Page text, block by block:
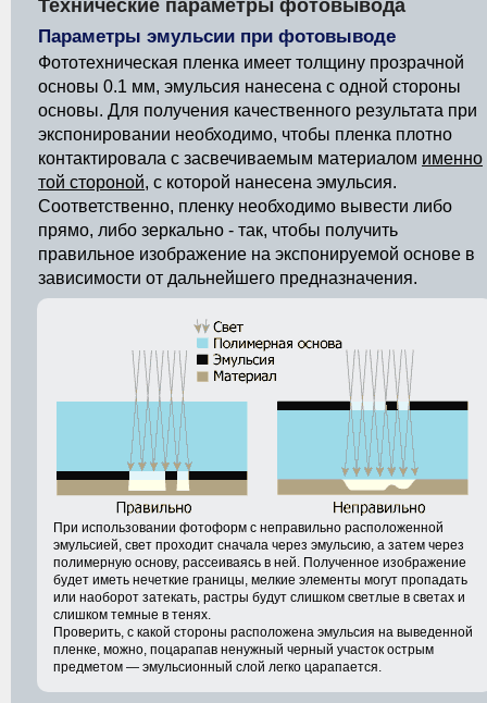
Технические параметры фотовывода
Параметры эмульсии при фотовыводе
Фототехническая пленка имеет толщину прозрачной
основы 0.1 мм, эмульсия нанесена с одной стороны
основы. Для получения качественного результата при
экспонировании необходимо, чтобы пленка плотно
контактировала с засвечиваемым материалом именно
той стороной, с которой нанесена эмульсия.
Соответственно, пленку необходимо вывести либо
прямо, либо зеркально - так, чтобы получить
правильное изображение на экспонируемой основе в
зависимости от дальнейшего предназначения.
При использовании фотоформ с неправильно расположенной
эмульсией, свет проходит сначала через эмульсию, а затем через
полимерную основу, рассеиваясь в ней. Полученное изображение
будет иметь нечеткие границы, мелкие элементы могут пропадать
или наоборот затекать, растры будут слишком светлые в светах и
слишком темные в тенях.
Проверить, с какой стороны расположена эмульсия на выведенной
пленке, можно, поцарапав ненужный черный участок острым
предметом — эмульсионный слой легко царапается.